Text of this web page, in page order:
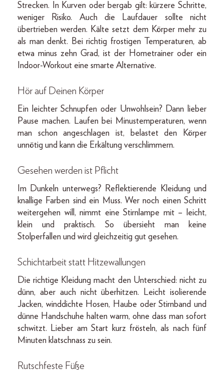
Strecken. In Kurven oder bergab gilt: kürzere Schritte,
weniger Risiko. Auch die Laufdauer sollte nicht
übertrieben werden. Kälte setzt dem Körper mehr zu
als man denkt. Bei richtig frostigen Temperaturen, ab
etwa minus zehn Grad, ist der Hometrainer oder ein
Indoor-Workout eine smarte Alternative.
Hör auf Deinen Körper
Ein leichter Schnupfen oder Unwohlsein? Dann lieber
Pause machen. Laufen bei Minustemperaturen, wenn
man schon angeschlagen ist, belastet den Körper
unnötig und kann die Erkältung verschlimmern.
Gesehen werden ist Pflicht
Im Dunkeln unterwegs? Reflektierende Kleidung und
knallige Farben sind ein Muss. Wer noch einen Schritt
weitergehen will, nimmt eine Stirnlampe mit – leicht,
klein und praktisch. So übersieht man keine
Stolperfallen und wird gleichzeitig gut gesehen.
Schichtarbeit statt Hitzewallungen
Die richtige Kleidung macht den Unterschied: nicht zu
dünn, aber auch nicht überhitzen. Leicht isolierende
Jacken, winddichte Hosen, Haube oder Stirnband und
dünne Handschuhe halten warm, ohne dass man sofort
schwitzt. Lieber am Start kurz frösteln, als nach fünf
Minuten klatschnass zu sein.
Rutschfeste Füße